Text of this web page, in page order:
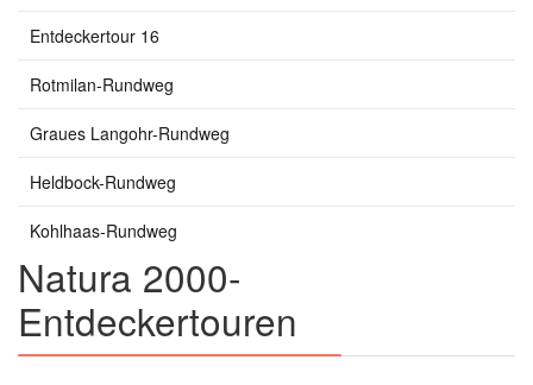
Entdeckertour 16
Rotmilan-Rundweg
Graues Langohr-Rundweg
Heldbock-Rundweg
Kohlhaas-Rundweg
Natura 2000-
Entdeckertouren